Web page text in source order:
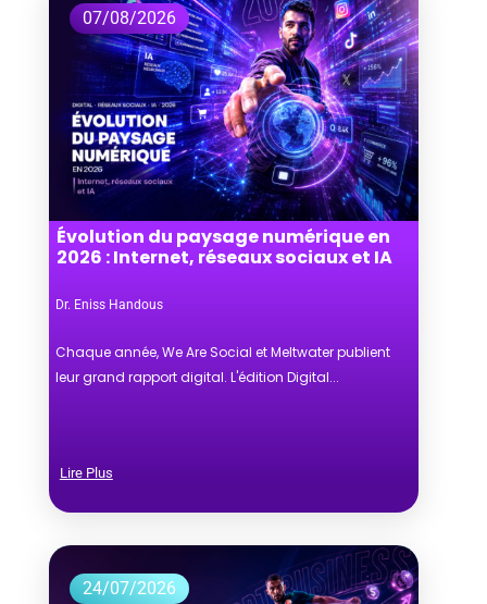
Évolution du paysage numérique en
2026 : Internet, réseaux sociaux et IA
Dr. Eniss Handous
07/08/2026
Chaque année, We Are Social et Meltwater publient
leur grand rapport digital. L'édition Digital...
Lire Plus
24/07/2026